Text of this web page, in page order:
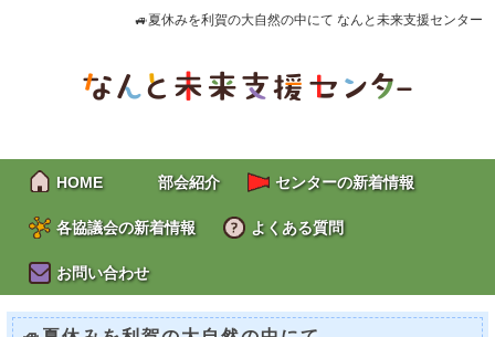
🚙夏休みを利賀の大自然の中にて なんと未来支援センター
HOME 部会紹介 センターの新着情報
各協議会の新着情報 よくある質問
お問い合わせ